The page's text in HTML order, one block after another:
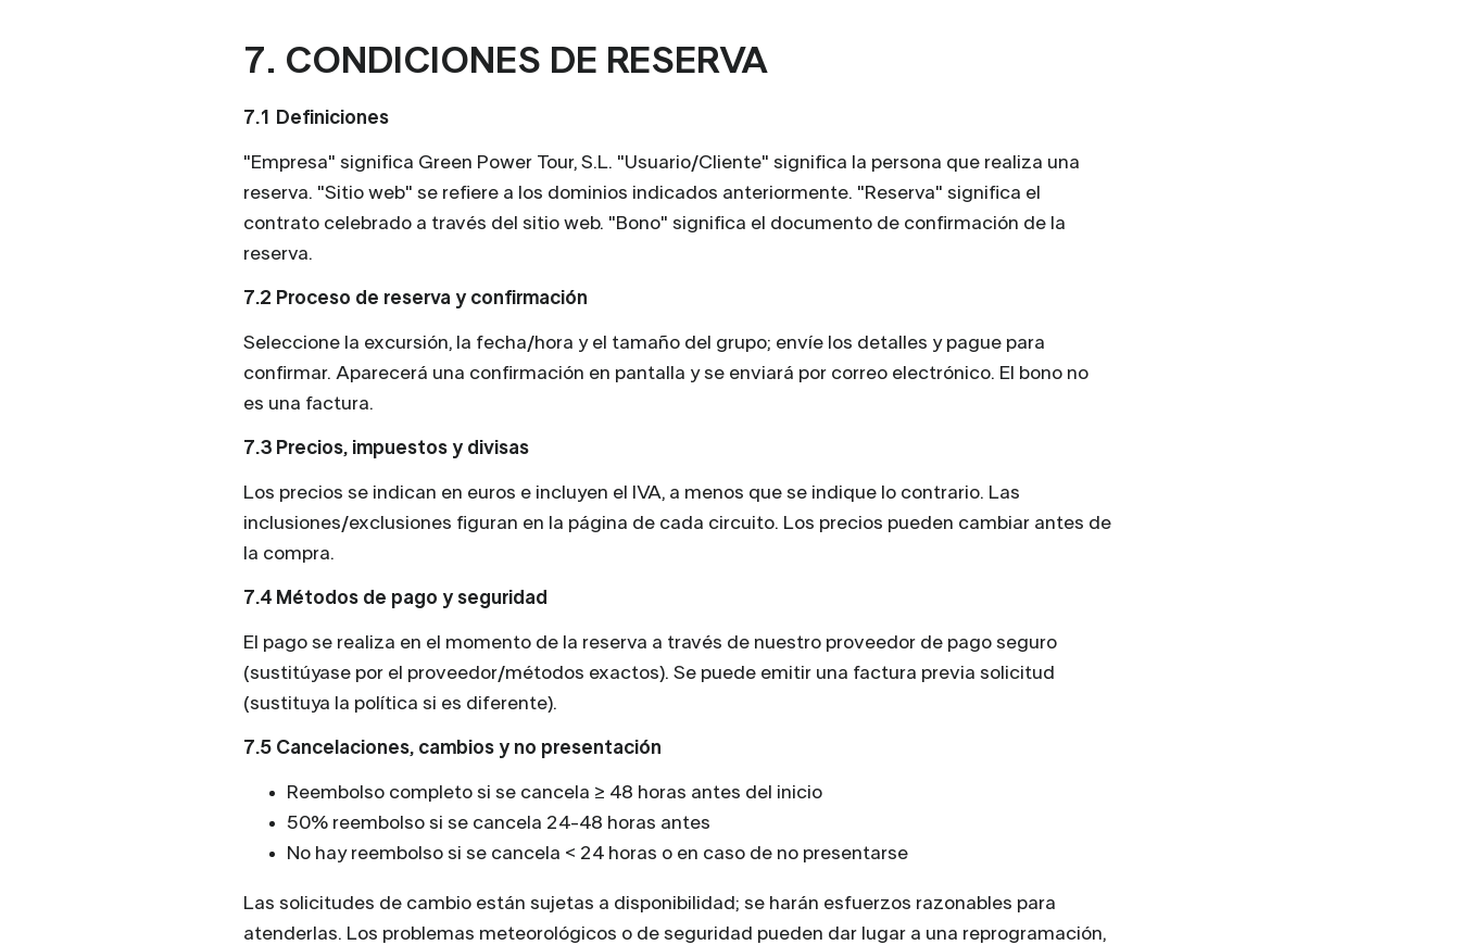
7. CONDICIONES DE RESERVA
7.1 Definiciones
"Empresa" significa Green Power Tour, S.L. "Usuario/Cliente" significa la persona que realiza una
reserva. "Sitio web" se refiere a los dominios indicados anteriormente. "Reserva" significa el
contrato celebrado a través del sitio web. "Bono" significa el documento de confirmación de la
reserva.
7.2 Proceso de reserva y confirmación
Seleccione la excursión, la fecha/hora y el tamaño del grupo; envíe los detalles y pague para
confirmar. Aparecerá una confirmación en pantalla y se enviará por correo electrónico. El bono no
es una factura.
7.3 Precios, impuestos y divisas
Los precios se indican en euros e incluyen el IVA, a menos que se indique lo contrario. Las
inclusiones/exclusiones figuran en la página de cada circuito. Los precios pueden cambiar antes de
la compra.
7.4 Métodos de pago y seguridad
El pago se realiza en el momento de la reserva a través de nuestro proveedor de pago seguro
(sustitúyase por el proveedor/métodos exactos). Se puede emitir una factura previa solicitud
(sustituya la política si es diferente).
7.5 Cancelaciones, cambios y no presentación
Reembolso completo si se cancela ≥ 48 horas antes del inicio
50% reembolso si se cancela 24-48 horas antes
No hay reembolso si se cancela < 24 horas o en caso de no presentarse
Las solicitudes de cambio están sujetas a disponibilidad; se harán esfuerzos razonables para
atenderlas. Los problemas meteorológicos o de seguridad pueden dar lugar a una reprogramación,